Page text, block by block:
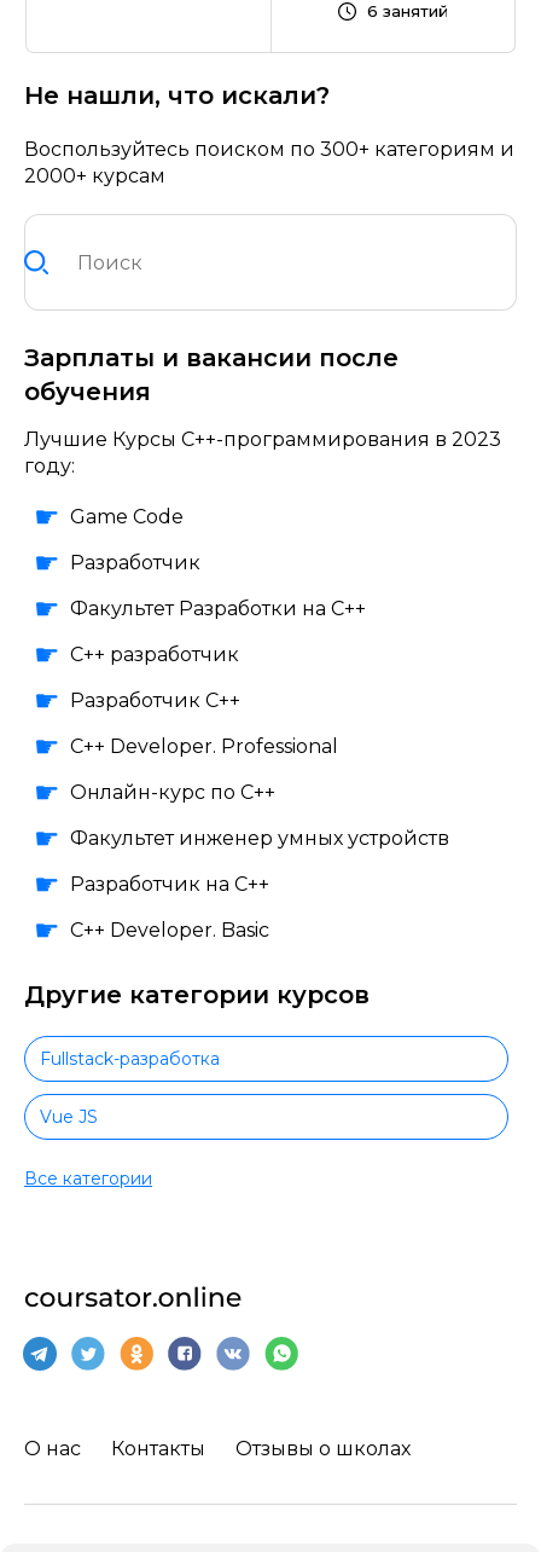
6 занятий
Не нашли, что искали?
Воспользуйтесь поиском по 300+ категориям и
2000+ курсам
Зарплаты и вакансии после
обучения
Лучшие Курсы C++-программирования в 2023
году:
Game Code
Разработчик
Факультет Разработки на С++
C++ разработчик
Разработчик С++
C++ Developer. Professional
Онлайн-курс по С++
Факультет инженер умных устройств
Разработчик на C++
C++ Developer. Basic
Другие категории курсов
Fullstack-разработка
Vue JS
Ruby
Wordpress
Битрикс
Все категории
О нас Контакты Отзывы о школах